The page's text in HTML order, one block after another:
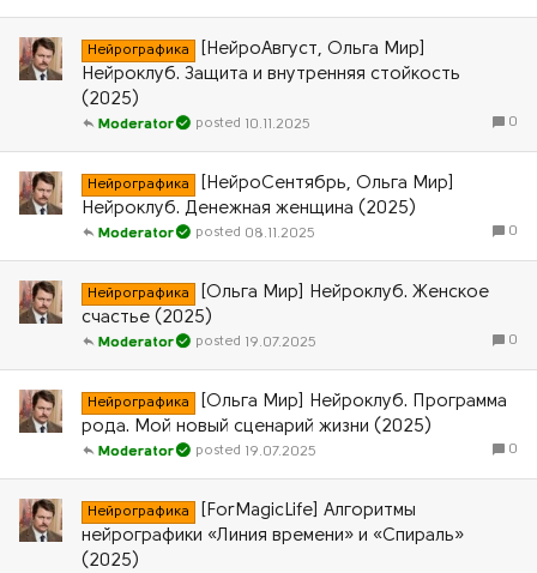
Нейрографика
[НейроАвгуст, Ольга Мир]
Нейроклуб. Защита и внутренняя стойкость
(2025)
0
10.11.2025
Moderator
Нейрографика
[НейроСентябрь, Ольга Мир]
Нейроклуб. Денежная женщина (2025)
0
08.11.2025
Moderator
Нейрографика
[Ольга Мир] Нейроклуб. Женское
счастье (2025)
0
19.07.2025
Moderator
Нейрографика
[Ольга Мир] Нейроклуб. Программа
рода. Мой новый сценарий жизни (2025)
0
19.07.2025
Moderator
Нейрографика
[ForMagicLife] Алгоритмы
нейрографики «Линия времени» и «Спираль»
(2025)